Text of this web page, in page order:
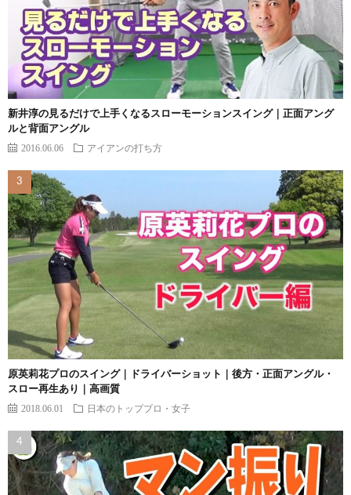
新井淳の見るだけで上手くなるスローモーションスイング｜正面アング
ルと背面アングル
2016.06.06 アイアンの打ち方
原英莉花プロのスイング｜ドライバーショット｜後方・正面アングル・
スロー再生あり｜高画質
2018.06.01 日本のトッププロ・女子